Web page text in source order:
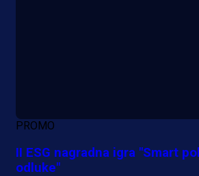
PROMO
II ESG nagradna igra "Smart
odluke"